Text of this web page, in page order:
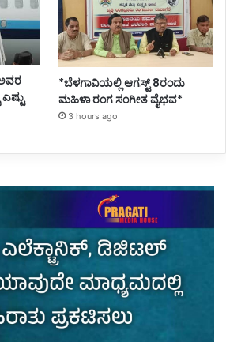
*ಬೆಳಗಾವಿಯಲ್ಲಿ ಆಗಸ್ಟ್ 8ರಂದು
ಮಹಿಳಾ ರಂಗ ಸಂಗೀತ ವೈಭವ*
3 hours ago